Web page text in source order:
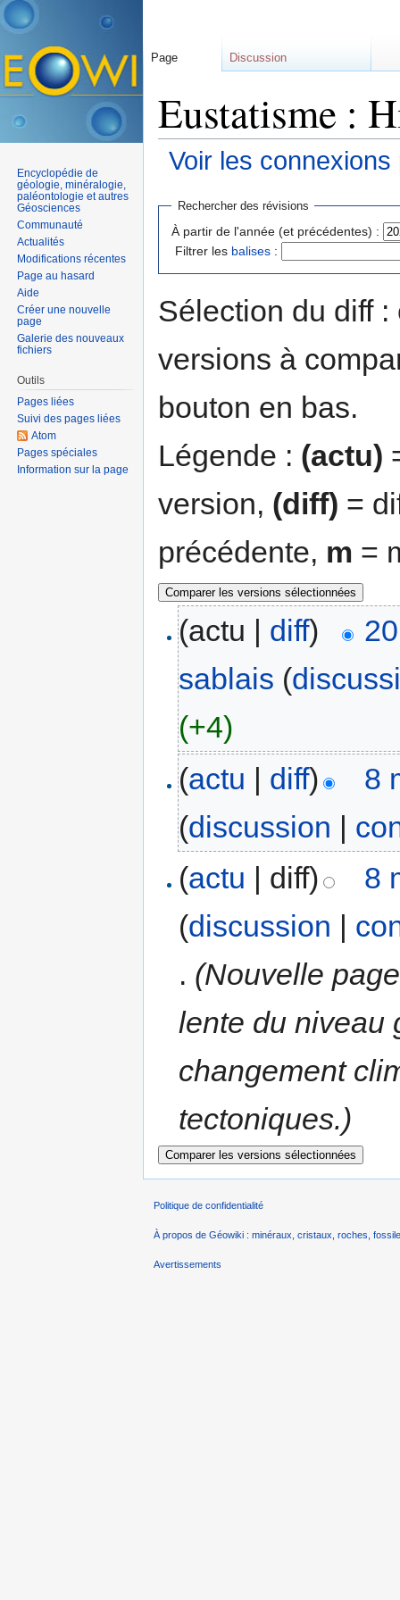
Eustatisme :
Voir les
Rechercher des révisions
À partir de l'année (et précédentes) :
Filtrer les balises :
Sélection du diff
versions à
bouton en bas.
Légende : (actu)
version, (diff) =
précédente, m =
(actu | diff)
sablais (
(+4)
(actu | diff)
8
(discussion |
(actu | diff)
8
(discussion |
. (Nouvelle
lente du niveau
changement
tectoniques.)
Page Discussion
Encyclopédie de
géologie, minéralogie,
paléontologie et autres
Géosciences
Communauté
Actualités
Modifications récentes
Page au hasard
Aide
Créer une nouvelle
page
Galerie des nouveaux
fichiers
Outils
Pages liées
Suivi des pages liées
Atom
Pages spéciales
Information sur la page
Politique de confidentialité
À propos de Géowiki : minéraux, cristaux, roches,
Avertissements